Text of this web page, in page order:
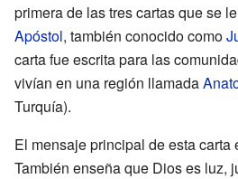
primera de las tres cartas que se
Apóstol, también conocido como
carta fue escrita para las
vivían en una región llamada
Turquía).
El mensaje principal de esta carta
También enseña que Dios es luz,